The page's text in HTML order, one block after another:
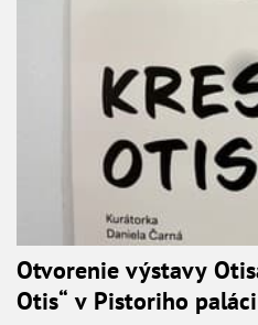
Otvorenie výstavy
Otis“ v Pistoriho paláci